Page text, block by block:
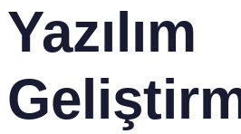
Yazılım